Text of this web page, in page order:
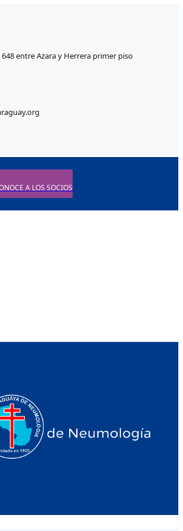
entre Azara y Herrera primer piso
A LOS SOCIOS